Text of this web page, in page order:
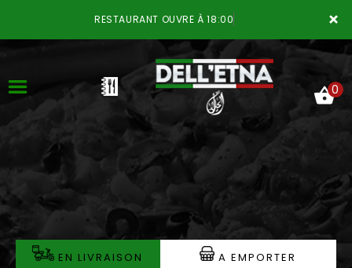
×
RESTAURANT OUVRE À 18:00
ACCUEIL
LA CARTE
VOTRE COMPTE
0
EN LIVRAISON A EMPORTER